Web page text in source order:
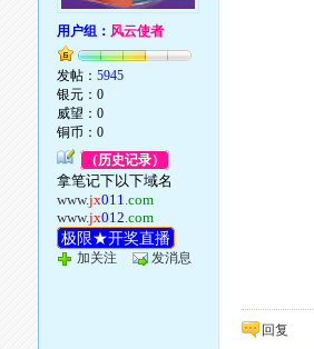
用户组： 风云使者
发帖：5945
银元：0
威望：0
铜币：0
（历史记录）
拿笔记下以下域名
www.jx011.com
www.jx012.com
极限★开奖直播
加关注 发消息
回复